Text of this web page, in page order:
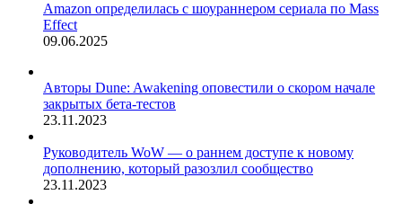
Amazon определилась с шоураннером сериала по Mass
Effect
09.06.2025
Авторы Dune: Awakening оповестили о скором начале
закрытых бета-тестов
23.11.2023
Руководитель WoW — о раннем доступе к новому
дополнению, который разозлил сообщество
23.11.2023